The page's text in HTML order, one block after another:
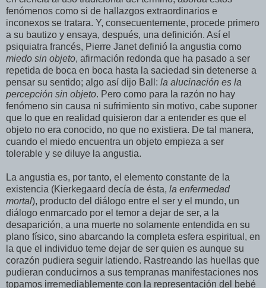
fenómenos como si de hallazgos extraordinarios e
inconexos se tratara. Y, consecuentemente, procede primero
a su bautizo y ensaya, después, una definición. Así el
psiquiatra francés, Pierre Janet definió la angustia como
miedo sin objeto, afirmación redonda que ha pasado a ser
repetida de boca en boca hasta la saciedad sin detenerse a
pensar su sentido; algo así dijo Ball: la alucinación es la
percepción sin objeto. Pero como para la razón no hay
fenómeno sin causa ni sufrimiento sin motivo, cabe suponer
que lo que en realidad quisieron dar a entender es que el
objeto no era conocido, no que no existiera. De tal manera,
cuando el miedo encuentra un objeto empieza a ser
tolerable y se diluye la angustia.
La angustia es, por tanto, el elemento constante de la
existencia (Kierkegaard decía de ésta, la enfermedad
mortal), producto del diálogo entre el ser y el mundo, un
diálogo enmarcado por el temor a dejar de ser, a la
desaparición, a una muerte no solamente entendida en su
plano físico, sino abarcando la completa esfera espiritual, en
la que el individuo teme dejar de ser quien es aunque su
corazón pudiera seguir latiendo. Rastreando las huellas que
pudieran conducirnos a sus tempranas manifestaciones nos
topamos irremediablemente con la representación del bebé